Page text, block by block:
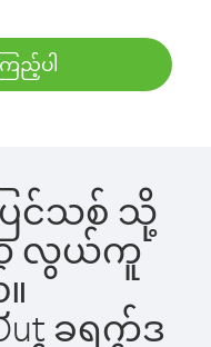
ြည့်ပါ
ပြင်သစ် သို့
က လွယ်ကူ
ခရက်ဒ